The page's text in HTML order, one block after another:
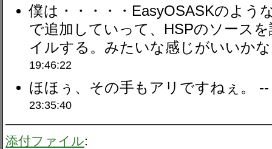
僕は・・・・・EasyOSASKのよう
で追加していって、HSPのソース
イルする。みたいな感じがいいか
19:46:22
ほほぅ、その手もアリですねぇ。
23:35:40
添付ファイル: